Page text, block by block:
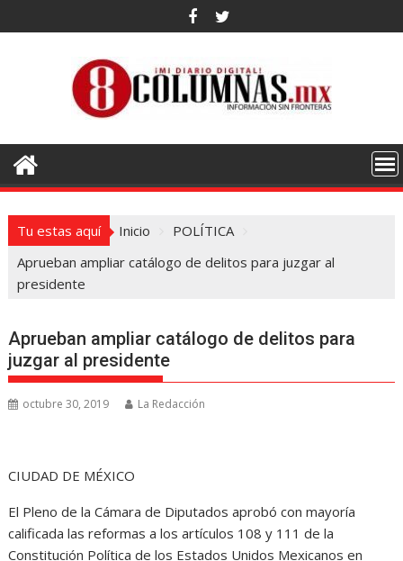
al
Tu estas aquí Inicio
POLÍTICA
Aprueban ampliar catálogo de delitos para juzgar al
presidente
Aprueban ampliar catálogo de delitos para
juzgar al presidente
octubre 30, 2019 La Redacción
CIUDAD DE MÉXICO
El Pleno de la Cámara de Diputados aprobó con mayoría
calificada las reformas a los artículos 108 y 111 de la
Constitución Política de los Estados Unidos Mexicanos en